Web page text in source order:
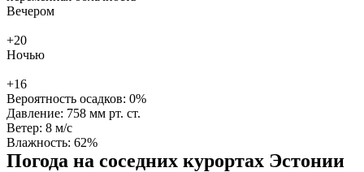
Вечером
+20
Ночью
+16
Вероятность осадков: 0%
Давление: 758 мм рт. ст.
Ветер: 8 м/с
Влажность: 62%
Погода на соседних курортах Эстонии